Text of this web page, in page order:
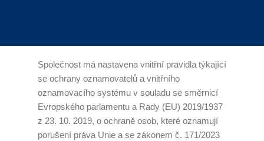
Úklid firem
Úklid kanceláří
Generální úklid
Společnost má nastavena vnitřní pravidla týkající
se ochrany oznamovatelů a vnitřního
oznamovacího systému v souladu se směrnicí
Evropského parlamentu a Rady (EU) 2019/1937
z 23. 10. 2019, o ochraně osob, které oznamují
porušení práva Unie a se zákonem č. 171/2023